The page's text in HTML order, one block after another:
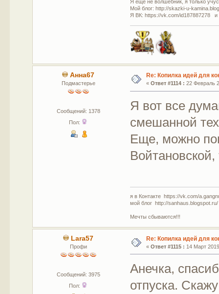
Я еще не волшебник, я только
Мой блог: http://skazki-u-
Я ВК: https://vk.com/id187887278 и
Анна67
Подмастерье
Сообщений: 1378
Пол:
Re: Копилка идей для
« Ответ #1114 : 22 Февраль
Я вот все
смешанной
Еще, можно
я в Контакте https://vk.com/
мой блог http://sanhaus.blogspot.ru/
Мечты сбываются!!!
Lara57
Профи
Сообщений: 3975
Пол:
Re: Копилка идей для
« Ответ #1115 : 14 Март
Анечка,
отпуска.